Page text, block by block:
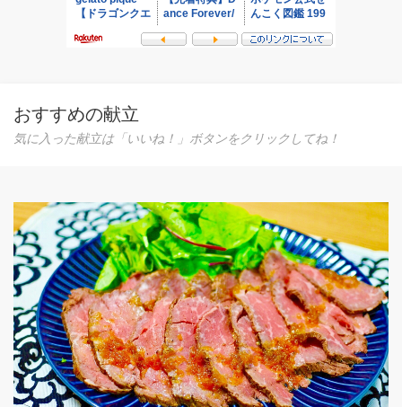
おすすめの献立
気に入った献立は「いいね！」ボタンをクリックしてね！